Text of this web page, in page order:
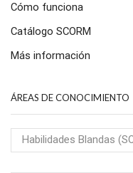
Cómo funciona
Catálogo SCORM
Más información
ÁREAS DE CONOCIMIENTO
Habilidades Blandas